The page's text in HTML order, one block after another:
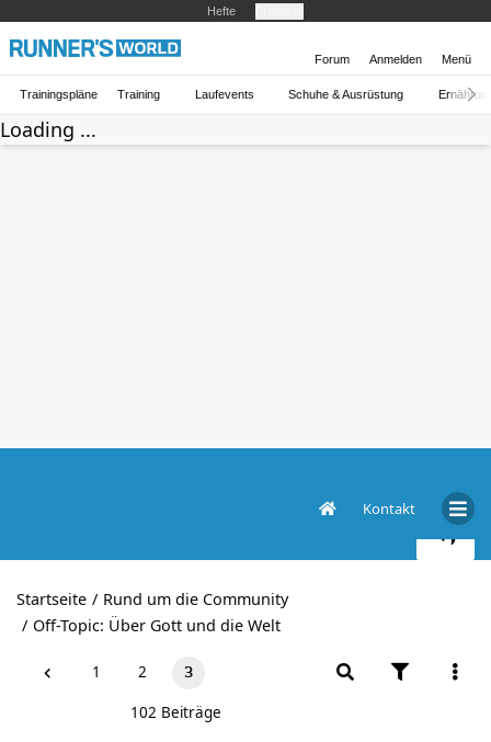
Hefte
Forum Anmelden Menü
Trainingspläne Training Laufevents Schuhe & Ausrüstung
Loading ...
Kontakt
Startseite
Rund um die Community
Off-Topic: Über Gott und die Welt
1 2 3
102 Beiträge